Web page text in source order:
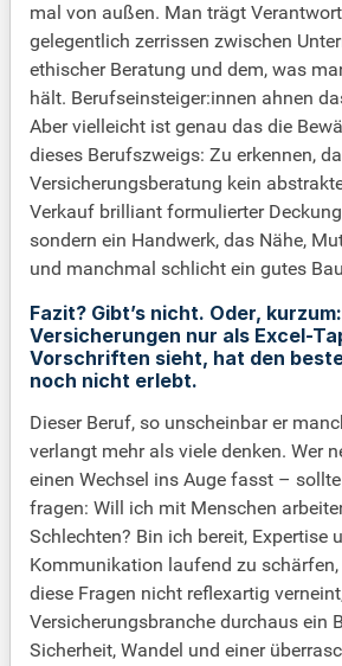
mal von außen. Man trägt
gelegentlich zerrissen zwischen
ethischer Beratung und dem, was
hält. Berufseinsteiger:innen ahnen
Aber vielleicht ist genau das die
dieses Berufszweigs: Zu erkennen,
Versicherungsberatung kein
Verkauf brilliant formulierter
sondern ein Handwerk, das Nähe,
und manchmal schlicht ein gutes
Fazit? Gibt’s nicht. Oder,
Versicherungen nur als Excel-
Vorschriften sieht, hat den
noch nicht erlebt.
Dieser Beruf, so unscheinbar er
verlangt mehr als viele denken. Wer
einen Wechsel ins Auge fasst –
fragen: Will ich mit Menschen
Schlechten? Bin ich bereit, Expertise
Kommunikation laufend zu
diese Fragen nicht reflexartig
Versicherungsbranche durchaus ein
Sicherheit, Wandel und einer